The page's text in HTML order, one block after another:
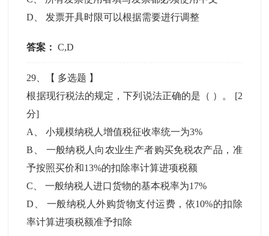
D
发票开具时限可以根据需要进行调整
答案： C,D
29 、【 多选题 】
根据现行税法的规定，下列说法正确的是（ ）。 [2
分]
A
、小规模纳税人增值税征收率统一为3%
B
一般纳税人向农业生产者购买免税农产品，准
予按照买价和13%的扣除率计算进项税额
C 、一般纳税人进口货物的基本税率为17%
D
一般纳税人外购货物支付运费，依10%的扣除
率计算进项税额准予扣除